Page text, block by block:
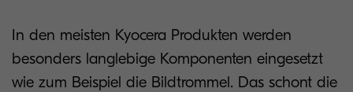
In den meisten Kyocera Produkten werden
besonders langlebige Komponenten eingesetzt
wie zum Beispiel die Bildtrommel. Das schont die